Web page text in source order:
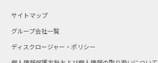
サイトマップ
グループ会社一覧
ディスクロージャー・ポリシー